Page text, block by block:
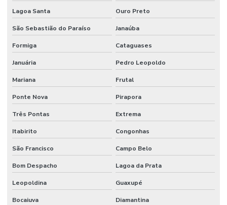
Lagoa Santa Ouro Preto
São Sebastião do Paraíso Janaúba
Formiga Cataguases
Januária Pedro Leopoldo
Mariana Frutal
Ponte Nova Pirapora
Três Pontas Extrema
Itabirito Congonhas
São Francisco Campo Belo
Bom Despacho Lagoa da Prata
Leopoldina Guaxupé
Bocaiuva Diamantina